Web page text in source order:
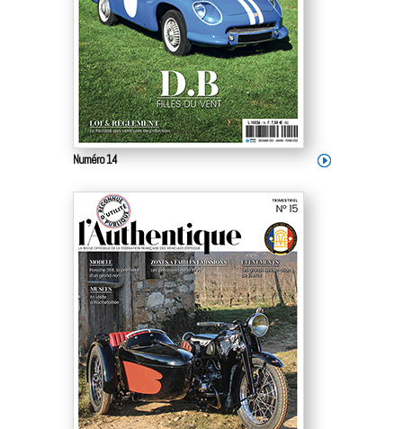
Numéro 14